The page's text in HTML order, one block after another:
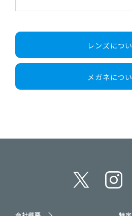
+￥1300
遠方視用の眼鏡（通常用）
レンズにつ
メガネにつ